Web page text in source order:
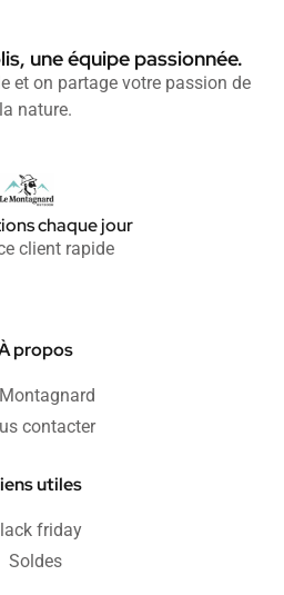
une équipe passionnée.
et on partage votre passion de
la nature.
chaque jour
client rapide
propos
contacter
utiles
friday
Soldes